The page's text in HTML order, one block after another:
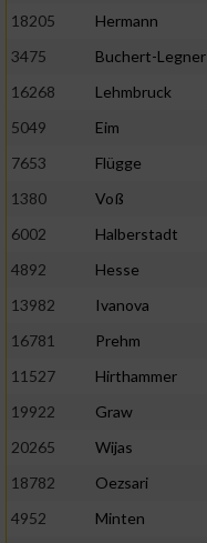
18205
Hermann
3475
Buchert-Legner
16268
Lehmbruck
5049
Eim
7653
Flügge
1380
Voß
6002
Halberstadt
4892
Hesse
13982
Ivanova
16781
Prehm
11527
Hirthammer
19922
Graw
20265
Wijas
18782
Oezsari
4952
Minten